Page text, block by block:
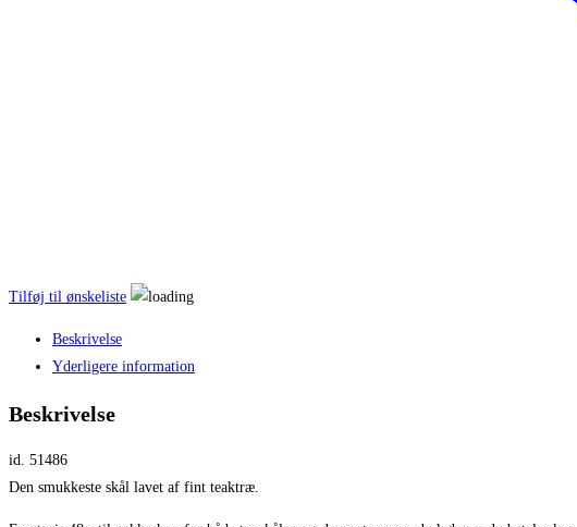
Tilføj til ønskeliste
Beskrivelse
Yderligere information
Beskrivelse
id. 51486
Den smukkeste skål lavet af fint teaktræ.